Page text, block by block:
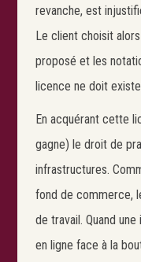
revanche, est
Le client choisit
proposé et les
licence ne doit
En acquérant cette
gagne) le droit de
infrastructures.
fond de commerce,
de travail. Quand
en ligne face à la